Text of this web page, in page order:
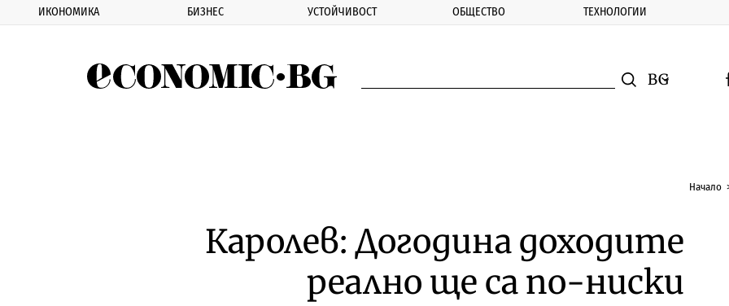
ИКОНОМИКА БИЗНЕС УСТОЙЧИВОСТ ОБЩЕСТВО ТЕХНОЛОГИИ
Смяна на
Начало
Каролев: Догодина доходите
реално ще са по-ниски